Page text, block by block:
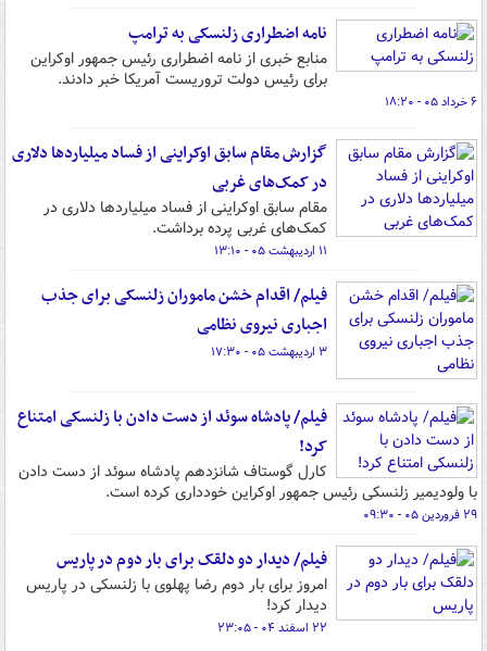
نامه اضطراری زلنسکی به ترامپ
منابع خبری از نامه اضطراری رئیس جمهور اوکراین
برای رئیس دولت تروریست آمریکا خبر دادند.
۶ خرداد ۰۵ - ۱۸:۲۰
گزارش مقام سابق اوکراینی از فساد میلیاردها دلاری
در کمک‌های غربی
مقام سابق اوکراینی از فساد میلیاردها دلاری در
کمک‌های غربی پرده برداشت.
۱۱ اردیبهشت ۰۵ - ۱۳:۱۰
فیلم/ اقدام خشن ماموران زلنسکی برای جذب
اجباری نیروی نظامی
۳ اردیبهشت ۰۵ - ۱۷:۳۰
فیلم/ پادشاه سوئد از دست دادن با زلنسکی امتناع
کرد!
کارل گوستاف شانزدهم پادشاه سوئد از دست دادن
با ولودیمیر زلنسکی رئیس جمهور اوکراین خودداری کرده است.
۲۹ فروردین ۰۵ - ۰۹:۳۰
فیلم/ دیدار دو دلقک برای بار دوم در پاریس
امروز برای بار دوم رضا پهلوی با زلنسکی در پاریس
دیدار کرد!
۲۲ اسفند ۰۴ - ۲۳:۰۵